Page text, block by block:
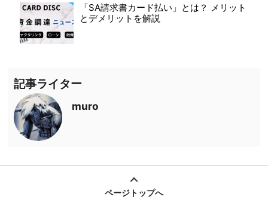
「SA請求書カード払い」とは？ メリット
とデメリットを解説
記事ライター
muro
ページトップへ